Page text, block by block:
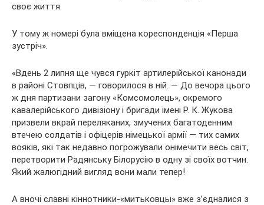
своє життя.
У тому ж номері була вміщена кореспонденція «Перша
зустріч».
«Вдень 2 липня ще чувся гуркіт артилерійської канонади
в районі Стовпців, — говорилося в ній. — До вечора цього
ж дня партизани загону «Комсомолець», окремого
кавалерійського дивізіону і бригади імені Р. К. Жукова
призвели вкрай переляканих, змучених багатоденним
втечею солдатів і офіцерів німецької армії — тих самих
вояків, які так недавно погрожували онімечити весь світ,
перетворити Радянську Білорусію в одну зі своїх вотчин.
Який жалюгідний вигляд вони мали тепер!
А вночі славні кіннотники-«митьковцы» вже з’єдналися з